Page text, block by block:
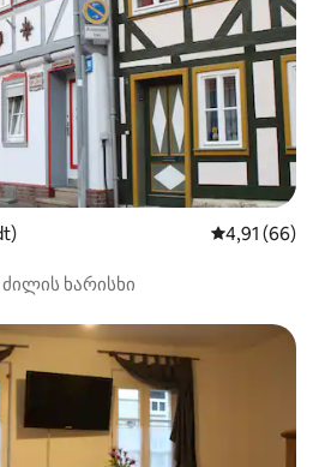
საშუალო
4,91 (66)
ძილის ხარისხი